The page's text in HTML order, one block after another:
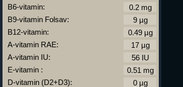
B6-vitamin:
B9-vitamin Folsav:
B12-vitamin:
A-vitamin RAE:
A-vitamin IU:
E-vitamin :
D-vitamin (D2+D3):